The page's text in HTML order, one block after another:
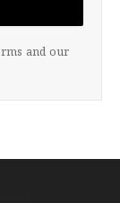
and our